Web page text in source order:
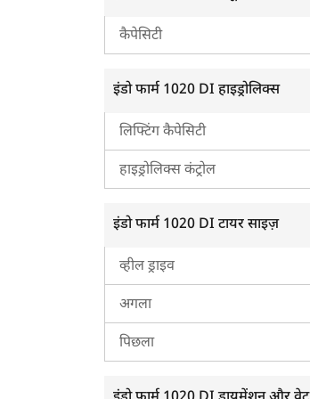
कैपेसिटी
इंडो फार्म 1020 DI हाइड्रोलिक्स
लिफ्टिंग कैपेसिटी
हाइड्रोलिक्स कंट्रोल
इंडो फार्म 1020 DI टायर साइज़
व्हील ड्राइव
अगला
पिछला